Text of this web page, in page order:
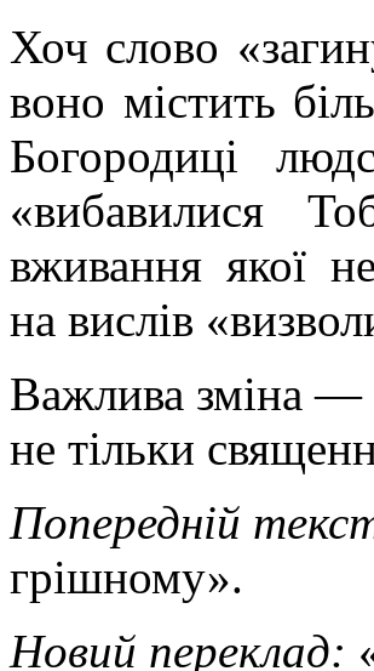
Хоч слово
воно містить
Богородиці
«вибавилися
вживання якої
на вислів
Важлива зміна —
не тільки
Попередній
грішному».
Новий переклад: